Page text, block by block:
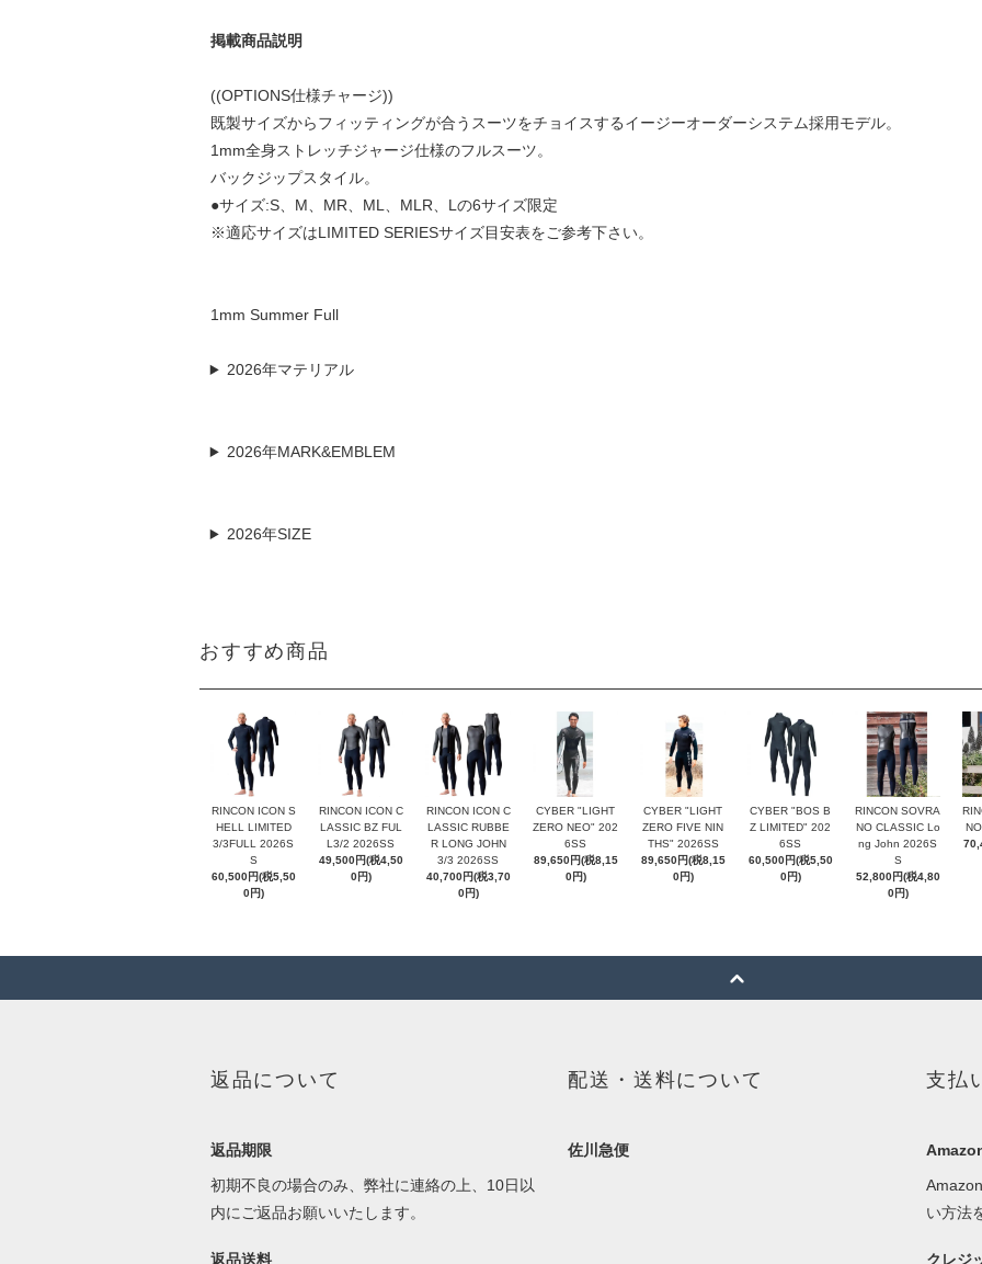
掲載商品説明
((OPTIONS仕様チャージ))
既製サイズからフィッティングが合うスーツをチョイスするイージーオーダーシステム採用モデル。
1mm全身ストレッチジャージ仕様のフルスーツ。
バックジップスタイル。
●サイズ:S、M、MR、ML、MLR、Lの6サイズ限定
※適応サイズはLIMITED SERIESサイズ目安表をご参考下さい。
1mm Summer Full
2026年マテリアル
2026年MARK&EMBLEM
2026年SIZE
おすすめ商品
RINCON ICON S
HELL LIMITED
3/3FULL 2026S
S
60,500円(税5,50
0円)
RINCON ICON C
LASSIC BZ FUL
L3/2 2026SS
49,500円(税4,50
0円)
RINCON ICON C
LASSIC RUBBE
R LONG JOHN
3/3 2026SS
40,700円(税3,70
0円)
CYBER "LIGHT
ZERO NEO" 202
6SS
89,650円(税8,15
0円)
CYBER "LIGHT
ZERO FIVE NIN
THS" 2026SS
89,650円(税8,15
0円)
CYBER "BOS B
Z LIMITED" 202
6SS
60,500円(税5,50
0円)
RINCON SOVRA
NO CLASSIC Lo
ng John 2026S
S
52,800円(税4,80
0円)
返品について
返品期限
初期不良の場合のみ、弊社に連絡の上、10日以
内にご返品お願いいたします。
返品送料
配送・送料について
佐川急便
支払
い方法
クレジ